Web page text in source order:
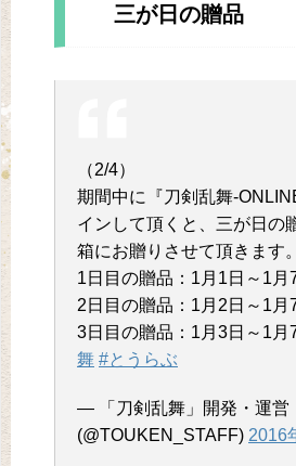
三が日の贈品
（2/4）
期間中に『刀剣乱舞-
インして頂くと、三が日の
箱にお贈りさせて頂きます。
1日目の贈品：1月1日～1月
2日目の贈品：1月2日～1月
3日目の贈品：1月3日～1月
舞 #とうらぶ
— 「刀剣乱舞」開発・運営
(@TOUKEN_STAFF) 2016